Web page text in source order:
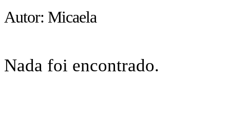
Autor: Micaela
Nada foi encontrado.